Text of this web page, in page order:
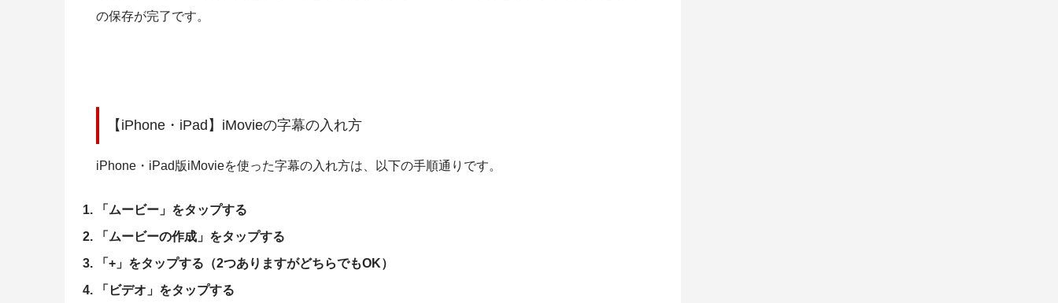
の保存が完了です。
【iPhone・iPad】iMovieの字幕の入れ方
iPhone・iPad版iMovieを使った字幕の入れ方は、以下の手順通りです。
「ムービー」をタップする
「ムービーの作成」をタップする
「+」をタップする（2つありますがどちらでもOK）
「ビデオ」をタップする